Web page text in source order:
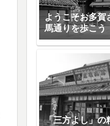
ようこそお多賀
馬通りを歩こう
「三方よし」の